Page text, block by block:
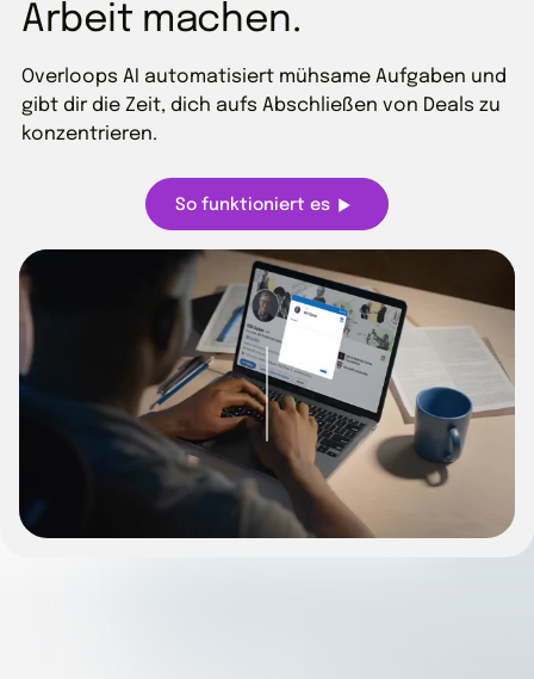
Arbeit machen.
Overloops AI automatisiert mühsame Aufgaben und
gibt dir die Zeit, dich aufs Abschließen von Deals zu
konzentrieren.
So funktioniert es